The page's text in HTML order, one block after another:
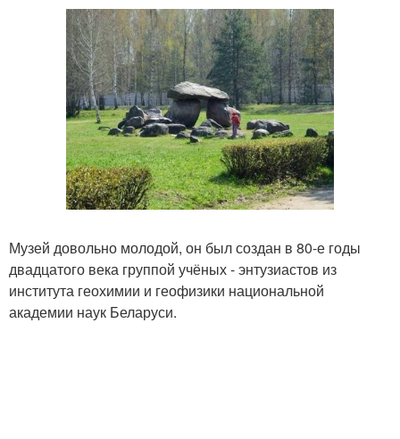
Музей довольно молодой, он был создан в 80-е годы
двадцатого века группой учёных - энтузиастов из
института геохимии и геофизики национальной
академии наук Беларуси.